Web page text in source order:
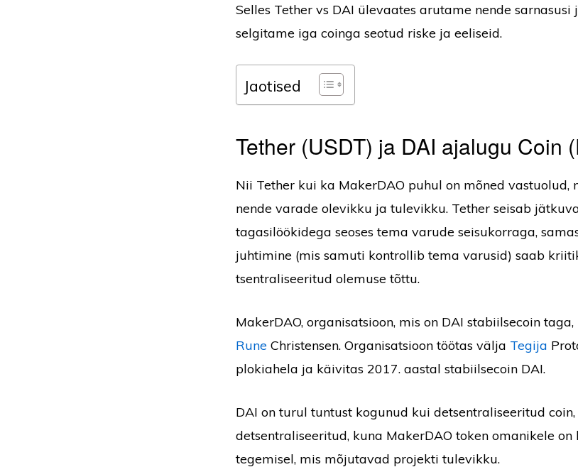
Selles Tether vs DAI ülevaates arutame nende sarnasusi
selgitame iga coinga seotud riske ja eeliseid.
Jaotised
Tether (USDT) ja DAI ajalugu Coin
Nii Tether kui ka MakerDAO puhul on mõned
nende varade olevikku ja tulevikku. Tether seisab
tagasilöökidega seoses tema varude seisukorraga,
juhtimine (mis samuti kontrollib tema varusid) saab
tsentraliseeritud olemuse tõttu.
MakerDAO, organisatsioon, mis on DAI stabiilsecoin
Rune Christensen. Organisatsioon töötas välja Tegija
plokiahela ja käivitas 2017. aastal stabiilsecoin DAI.
DAI on turul tuntust kogunud kui detsentraliseeritud
detsentraliseeritud, kuna MakerDAO token omanikele on
tegemisel, mis mõjutavad projekti tulevikku.